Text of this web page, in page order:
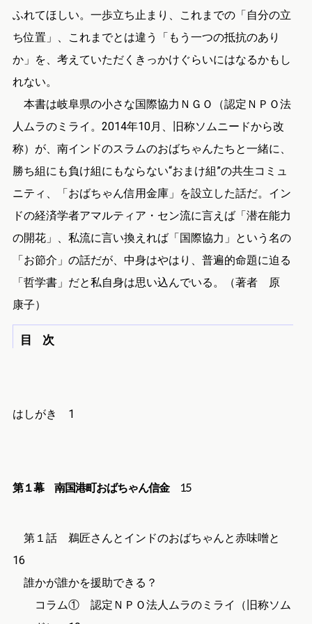
ふれてほしい。一歩立ち止まり、これまでの「自分の立
ち位置」、これまでとは違う「もう一つの抵抗のあり
か」を、考えていただくきっかけぐらいにはなるかもし
れない。
本書は岐阜県の小さな国際協力ＮＧＯ（認定ＮＰＯ法
人ムラのミライ。2014年10月、旧称ソムニードから改
称）が、南インドのスラムのおばちゃんたちと一緒に、
勝ち組にも負け組にもならない“おまけ組”の共生コミュ
ニティ、「おばちゃん信用金庫」を設立した話だ。イン
ドの経済学者アマルティア・セン流に言えば「潜在能力
の開花」、私流に言い換えれば「国際協力」という名の
「お節介」の話だが、中身はやはり、普遍的命題に迫る
「哲学書」だと私自身は思い込んでいる。（著者 原
康子）
目 次
はしがき 1
第１幕 南国港町おばちゃん信金 15
第１話 鵜匠さんとインドのおばちゃんと赤味噌と
16
誰かが誰かを援助できる？
コラム① 認定ＮＰＯ法人ムラのミライ（旧称ソム